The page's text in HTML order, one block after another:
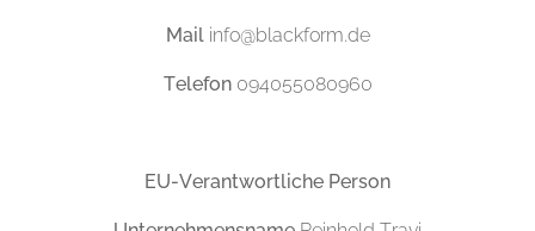
Mailinfo@blackform.de
Telefon094055080960
EU-Verantwortliche Person